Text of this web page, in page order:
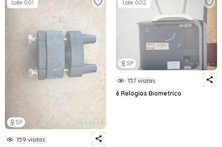
SP
Lote 001
159 visitas
SP
Lote 002
157 visitas
6 Relogios Biometrico